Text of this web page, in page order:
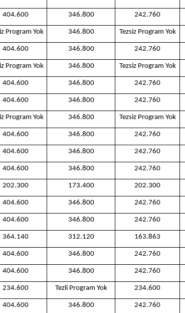
404.600 346.800 242.760
Program Yok 346.800 Tezsiz Program Yok
404.600 346.800 242.760
Program Yok 346.800 Tezsiz Program Yok
404.600 346.800 242.760
404.600 346.800 242.760
Program Yok 346.800 Tezsiz Program Yok
404.600 346.800 242.760
404.600 346.800 242.760
404.600 346.800 242.760
202.300 173.400 202.300
404.600 346.800 242.760
404.600 346.800 242.760
364.140 312.120 163.863
404.600 346.800 242.760
404.600 346.800 242.760
234.600 Tezli Program Yok 234.600
404.600 346.800 242.760